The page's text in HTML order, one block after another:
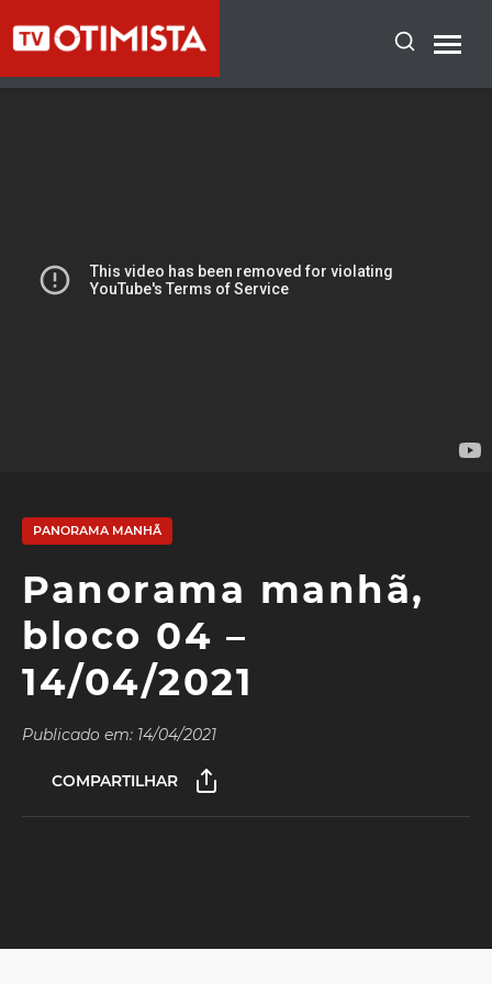
PANORAMA MANHÃ
Panorama manhã,
bloco 04 –
14/04/2021
Publicado em: 14/04/2021
COMPARTILHAR